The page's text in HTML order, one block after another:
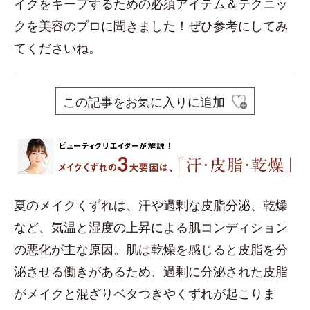
イクをキープするための必須アイテム＆テクニッ
クを美容のプロに聞きました！ぜひ参考にしてみ
てくださいね。
この記事をお気に入りに追加
夏のメイクくずれは、汗や過剰な皮脂分泌、乾燥
など、気温と湿度の上昇による肌コンディション
の悪化が主な原因。肌は乾燥を感じると皮脂を分
泌させる働きがあるため、過剰に分泌された皮脂
がメイクと混ざりベタつきやくずれが起こりま